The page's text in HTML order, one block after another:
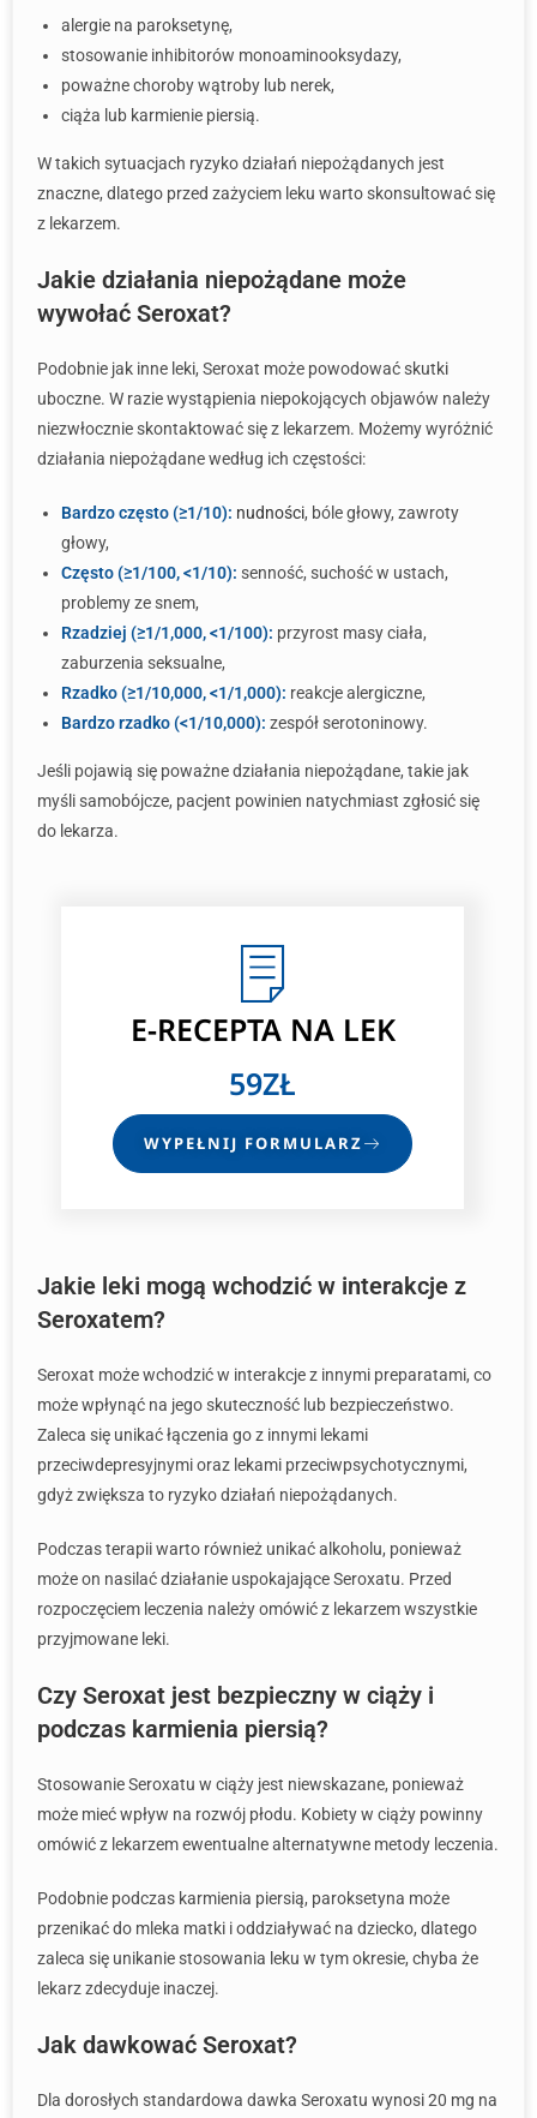
alergie na paroksetynę,
stosowanie inhibitorów monoaminooksydazy,
poważne choroby wątroby lub nerek,
ciąża lub karmienie piersią.
W takich sytuacjach ryzyko działań niepożądanych jest
znaczne, dlatego przed zażyciem leku warto skonsultować się
z lekarzem.
Jakie działania niepożądane może
wywołać Seroxat?
Podobnie jak inne leki, Seroxat może powodować skutki
uboczne. W razie wystąpienia niepokojących objawów należy
niezwłocznie skontaktować się z lekarzem. Możemy wyróżnić
działania niepożądane według ich częstości:
Bardzo często (≥1/10): nudności, bóle głowy, zawroty
głowy,
Często (≥1/100, <1/10): senność, suchość w ustach,
problemy ze snem,
Rzadziej (≥1/1,000, <1/100): przyrost masy ciała,
zaburzenia seksualne,
Rzadko (≥1/10,000, <1/1,000): reakcje alergiczne,
Bardzo rzadko (<1/10,000): zespół serotoninowy.
Jeśli pojawią się poważne działania niepożądane, takie jak
myśli samobójcze, pacjent powinien natychmiast zgłosić się
do lekarza.
E-RECEPTA NA LEK
59ZŁ
WYPEŁNIJ FORMULARZ
Jakie leki mogą wchodzić w interakcje z
Seroxatem?
Seroxat może wchodzić w interakcje z innymi preparatami, co
może wpłynąć na jego skuteczność lub bezpieczeństwo.
Zaleca się unikać łączenia go z innymi lekami
przeciwdepresyjnymi oraz lekami przeciwpsychotycznymi,
gdyż zwiększa to ryzyko działań niepożądanych.
Podczas terapii warto również unikać alkoholu, ponieważ
może on nasilać działanie uspokajające Seroxatu. Przed
rozpoczęciem leczenia należy omówić z lekarzem wszystkie
przyjmowane leki.
Czy Seroxat jest bezpieczny w ciąży i
podczas karmienia piersią?
Stosowanie Seroxatu w ciąży jest niewskazane, ponieważ
może mieć wpływ na rozwój płodu. Kobiety w ciąży powinny
omówić z lekarzem ewentualne alternatywne metody leczenia.
Podobnie podczas karmienia piersią, paroksetyna może
przenikać do mleka matki i oddziaływać na dziecko, dlatego
zaleca się unikanie stosowania leku w tym okresie, chyba że
lekarz zdecyduje inaczej.
Jak dawkować Seroxat?
Dla dorosłych standardowa dawka Seroxatu wynosi 20 mg na